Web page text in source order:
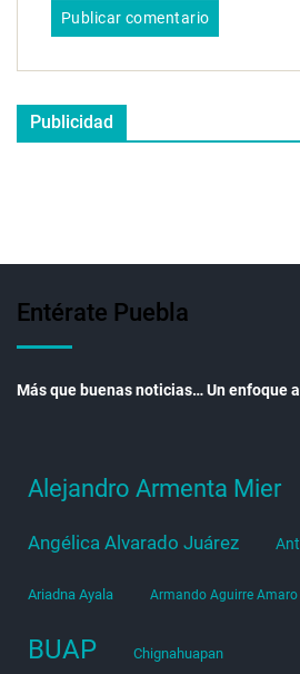
Publicidad
Entérate Puebla
Más que buenas noticias… Un enfoque
Alejandro Armenta Mier
Angélica Alvarado Juárez
Ariadna Ayala Armando Aguirre Amaro
BUAP Chignahuapan